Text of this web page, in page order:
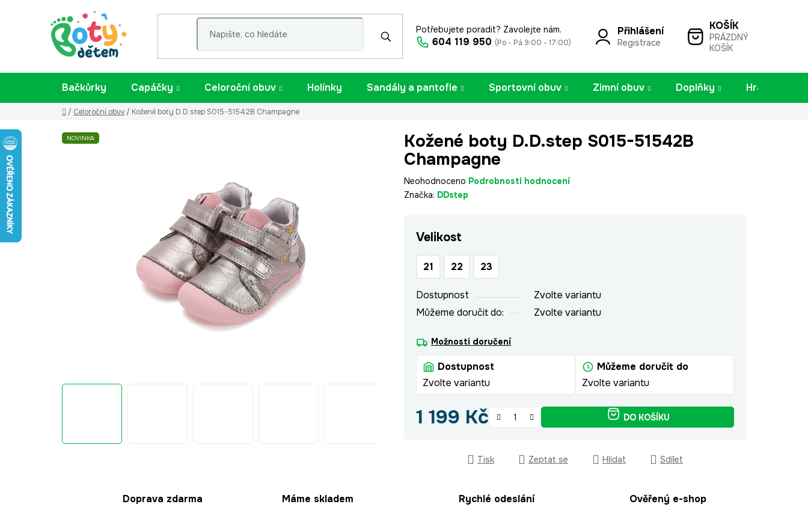
Potřebujete poradit? Zavolejte nám.
604 119 950 (Po - Pá 9:00 - 17:00)
Přihlášení
Registrace
NÁKUPNÍ
KOŠÍK
PRÁZDNÝ
KOŠÍK
Bačkůrky Capáčky Celoroční obuv Holínky Sandály a pantofle Sportovní obuv Zimní obuv Doplňky Hračky
Domů
/ Celoroční obuv / Kožené boty D.D.step S015-51542B Champagne
Kožené boty D.D.step S015-51542B
Champagne
Průměrné
hodnocení
0,0
Neohodnoceno Podrobnosti hodnocení
Značka: DDstep
Velikost
21 22 23
Dostupnost
Zvolte variantu
Můžeme doručit do:
Zvolte variantu
Možnosti doručení
Dostupnost
Zvolte variantu
Můžeme doručit do
Zvolte variantu
1 199 Kč DO KOŠÍKU
Tisk Zeptat se Hlídat Sdílet
NOVINKA
Doprava zdarma Máme skladem Rychlé odeslání Ověřený e-shop